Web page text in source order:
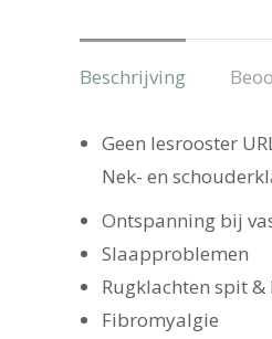
Beschrijving
Geen lesrooster
Nek- en
Ontspanning bij
Slaapproblemen
Rugklachten spit &
Fibromyalgie